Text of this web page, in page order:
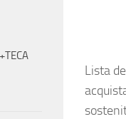
Lista